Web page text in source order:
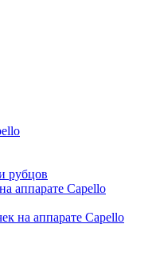
рубцов
аппарате Capello
на аппарате Capello